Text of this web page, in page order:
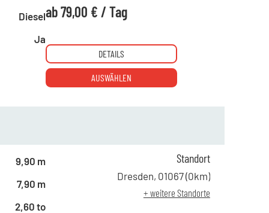
Diesel
Ja
ab79,00 € /Tag
DETAILS
AUSWÄHLEN
9,90 m
7,90 m
2,60 to
ab 5 Tagen
55,00 €
ab 15 Tagen
ab 21 Tagen
Standort
Dresden, 01067(0km)
+ weitere Standorte